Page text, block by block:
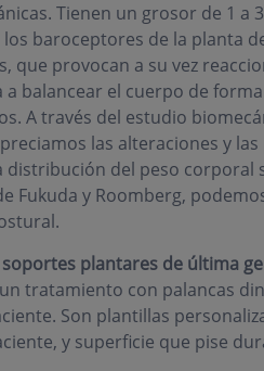
Tienen un grosor de 1 a
baroceptores de la planta
que provocan a su vez
balancear el cuerpo de
A través del estudio
las alteraciones y
del peso corporal
Fukuda y Roomberg,
plantares de última
tratamiento con palancas
Son plantillas
y superficie que pise